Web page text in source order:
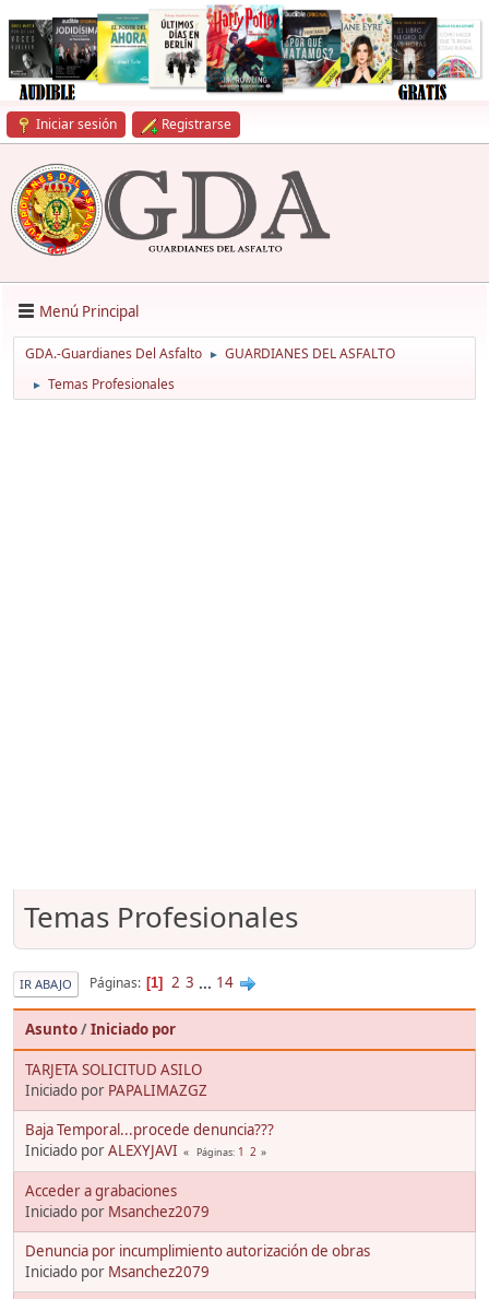
Iniciar sesión Registrarse
Menú Principal
GDA.-Guardianes Del Asfalto ► GUARDIANES DEL ASFALTO
► Temas Profesionales
Temas Profesionales
IR ABAJO Páginas 1 2 3 ... 14
Asunto/Iniciado por
TARJETA SOLICITUD ASILO
Iniciado por PAPALIMAZGZ
Baja Temporal...procede denuncia???
Iniciado porALEXYJAVI Páginas 1 2
Acceder a grabaciones
Iniciado por Msanchez2079
Denuncia por incumplimiento autorización de obras
Iniciado por Msanchez2079